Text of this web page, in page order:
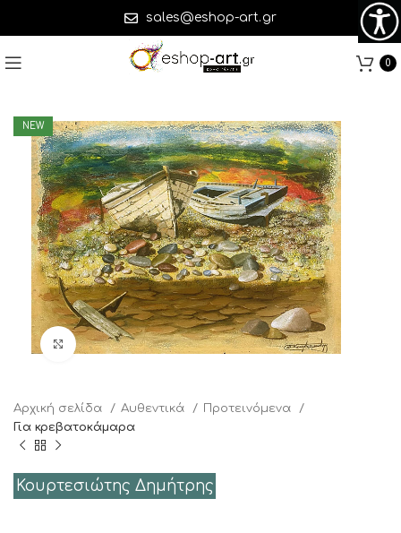
sales@eshop-art.gr
0
NEW
Click to enlarge
Αρχική σελίδα Αυθεντικά
Προτεινόμενα
Για κρεβατοκάμαρα
Κουρτεσιώτης Δημήτρης